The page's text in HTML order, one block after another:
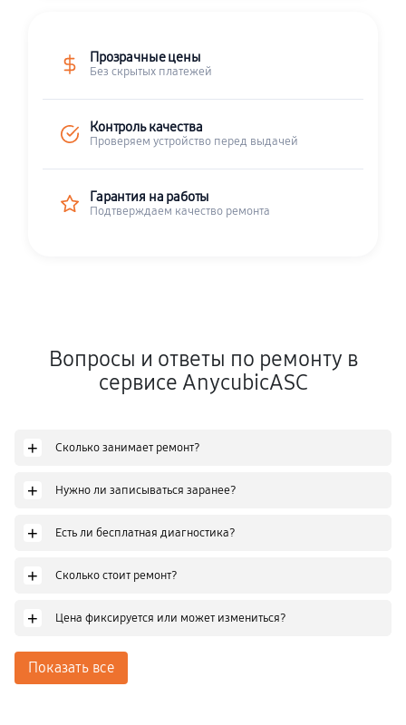
Прозрачные цены
Без скрытых платежей
Контроль качества
Проверяем устройство перед выдачей
Гарантия на работы
Подтверждаем качество ремонта
Вопросы и ответы по ремонту в
сервисе AnycubicASC
+ Сколько занимает ремонт?
+ Нужно ли записываться заранее?
+ Есть ли бесплатная диагностика?
+ Сколько стоит ремонт?
+ Цена фиксируется или может измениться?
Показать все